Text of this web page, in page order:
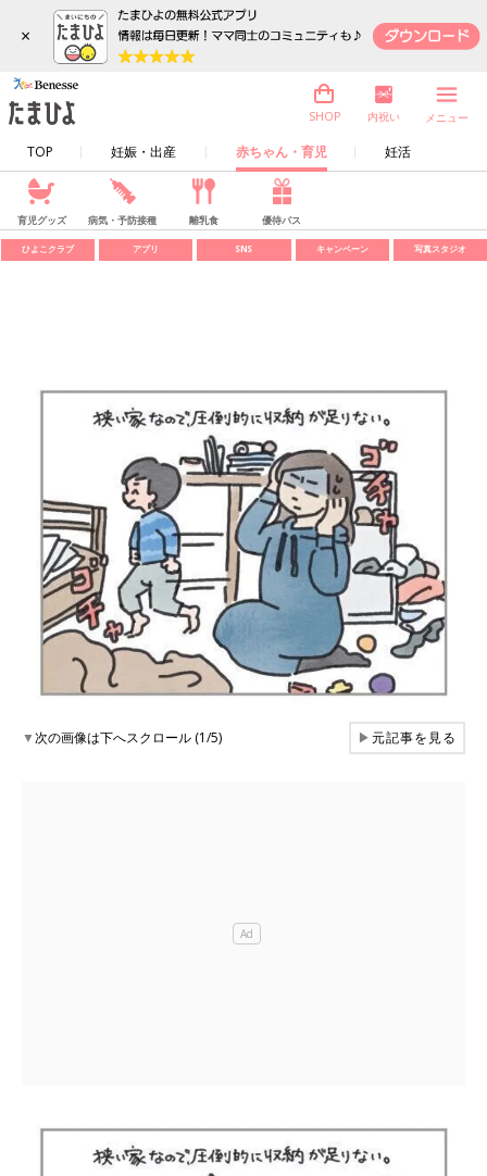
×
TOP 妊娠・出産 赤ちゃん・育児 妊活
SHOP 内祝い メニュー
育児グッズ 病気・予防接種 離乳食 優待パス
ひよこクラブ アプリ SNS キャンペーン 写真スタジオ
▼次の画像は下へスクロール (1/5) ▶元記事を見る